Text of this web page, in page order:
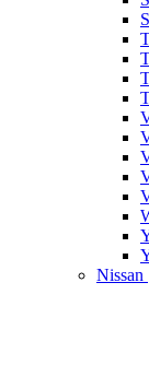
Nissan